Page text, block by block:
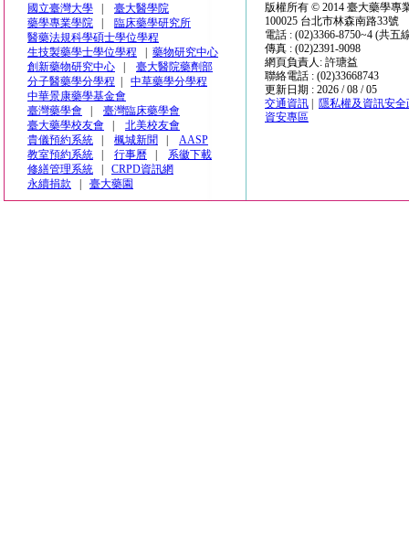
國立臺灣大學
臺大醫學院
藥學專業學院
臨床藥學研究所
醫藥法規科學碩士學位學程
生技製藥學士學位學程
藥物研究中心
創新藥物研究中心
臺大醫院藥劑部
分子醫藥學分學程
中草藥學分學程
中華景康藥學基金會
臺灣藥學會
臺灣臨床藥學會
臺大藥學校友會
北美校友會
貴儀預約系統
楓城新聞
AASP
教室預約系統
行事曆
系徽下載
修繕管理系統
CRPD資訊網
永續捐款
臺大藥園
版權所有 © 2014 臺大藥學專
100025 台北市林森南路33號
電話 : (02)3366-8750~4 (共五
傳真 : (02)2391-9098
網頁負責人: 許瑭益
聯絡電話 : (02)33668743
更新日期 : 2026 / 08 / 05
交通資訊
隱私權及資訊安全
資安專區